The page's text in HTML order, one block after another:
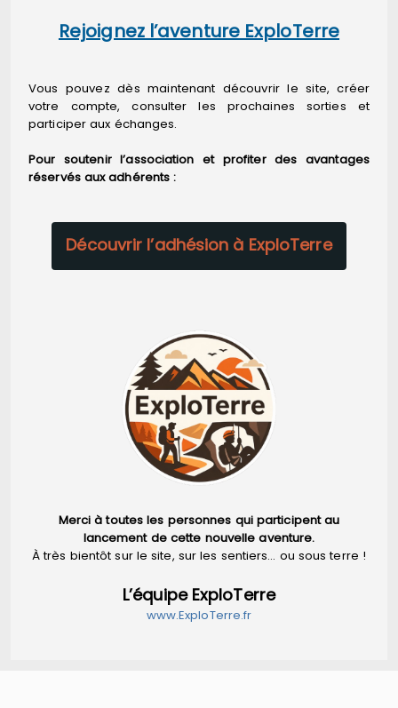
Rejoignez l’aventure ExploTerre
Vous pouvez dès maintenant découvrir le site, créer
votre compte, consulter les prochaines sorties et
participer aux échanges.
Pour soutenir l’association et profiter des avantages
réservés aux adhérents :
Découvrir l’adhésion à ExploTerre
Merci à toutes les personnes qui participent au
lancement de cette nouvelle aventure.
À très bientôt sur le site, sur les sentiers… ou sous terre !
L’équipe ExploTerre
www.ExploTerre.fr